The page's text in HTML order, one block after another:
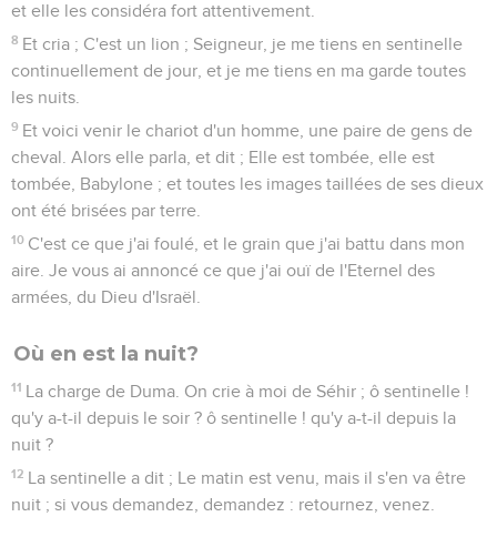
et elle les considéra fort attentivement.
8 Et cria ; C'est un lion ; Seigneur, je me tiens en sentinelle
continuellement de jour, et je me tiens en ma garde toutes
les nuits.
9 Et voici venir le chariot d'un homme, une paire de gens de
cheval. Alors elle parla, et dit ; Elle est tombée, elle est
tombée, Babylone ; et toutes les images taillées de ses dieux
ont été brisées par terre.
10 C'est ce que j'ai foulé, et le grain que j'ai battu dans mon
aire. Je vous ai annoncé ce que j'ai ouï de l'Eternel des
armées, du Dieu d'Israël.
Où en est la nuit?
11 La charge de Duma. On crie à moi de Séhir ; ô sentinelle !
qu'y a-t-il depuis le soir ? ô sentinelle ! qu'y a-t-il depuis la
nuit ?
12 La sentinelle a dit ; Le matin est venu, mais il s'en va être
nuit ; si vous demandez, demandez : retournez, venez.